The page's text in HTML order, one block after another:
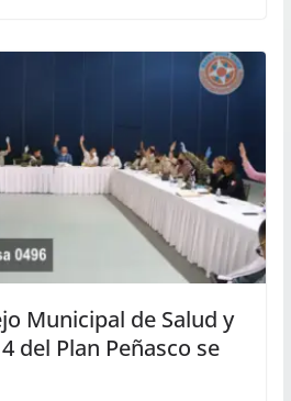
Municipal de Salud y
del Plan Peñasco se